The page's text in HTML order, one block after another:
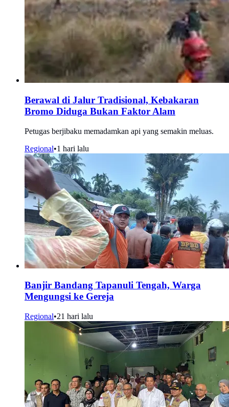
Berawal di Jalur Tradisional, Kebakaran
Bromo Diduga Bukan Faktor Alam
Petugas berjibaku memadamkan api yang semakin meluas.
Regional•1 hari lalu
Banjir Bandang Tapanuli Tengah, Warga
Mengungsi ke Gereja
Regional•21 hari lalu